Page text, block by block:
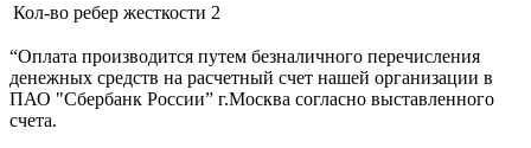
Кол-во ребер жесткости 2
“Оплата производится путем безналичного перечисления
денежных средств на расчетный счет нашей организации в
ПАО "Сбербанк России” г.Москва согласно выставленного
счета.